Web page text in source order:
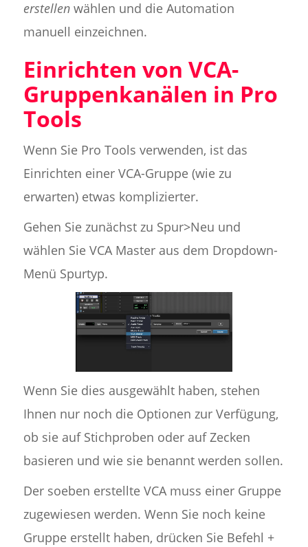
erstellenwählen und die Automation
manuell einzeichnen.
Einrichten von VCA-
Gruppenkanälen in Pro
Tools
Wenn Sie Pro Tools verwenden, ist das
Einrichten einer VCA-Gruppe (wie zu
erwarten) etwas komplizierter.
Gehen Sie zunächst zu Spur>Neu und
wählen Sie VCA Master aus dem Dropdown-
Menü Spurtyp.
Wenn Sie dies ausgewählt haben, stehen
Ihnen nur noch die Optionen zur Verfügung,
ob sie auf Stichproben oder auf Zecken
basieren und wie sie benannt werden sollen.
Der soeben erstellte VCA muss einer Gruppe
zugewiesen werden. Wenn Sie noch keine
Gruppe erstellt haben, drücken Sie Befehl +